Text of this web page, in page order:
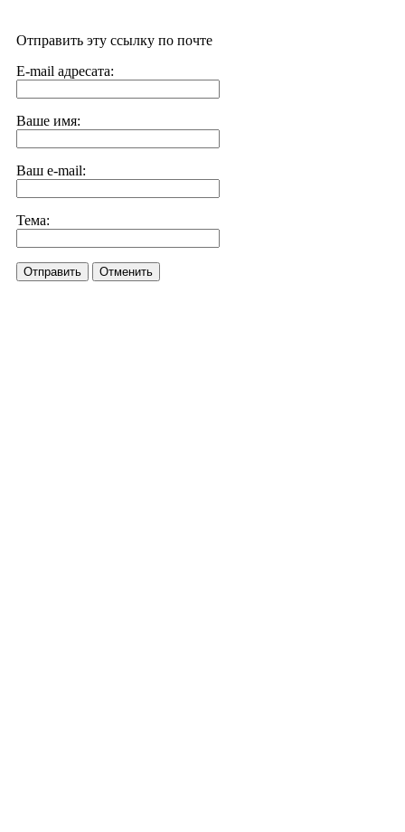
Отправить эту ссылку по почте
E-mail адресата:
Ваше имя:
Ваш e-mail:
Тема:
Отправить Отменить